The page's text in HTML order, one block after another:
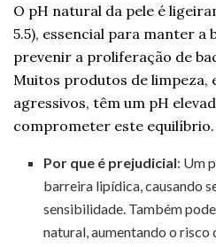
O pH natural da pele é
5.5), essencial para manter a
prevenir a proliferação de
Muitos produtos de limpeza,
agressivos, têm um pH
comprometer este equilíbrio.
Por que é prejudicial: Um
barreira lipídica, causando
sensibilidade. Também
natural, aumentando o risco